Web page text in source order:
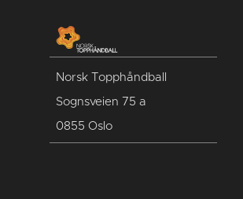
Norsk Topphåndball
Sognsveien 75 a
0855 Oslo